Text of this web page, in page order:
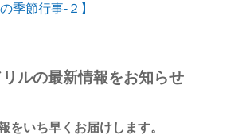
季節行事-２】
ルの最新情報をお知らせ
をいち早くお届けします。